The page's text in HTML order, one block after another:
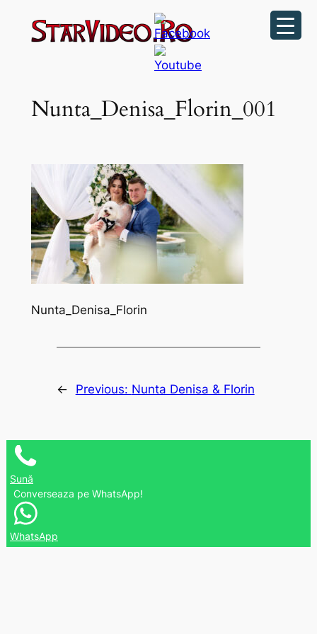
Nunta_Denisa_Florin_001
Nunta_Denisa_Florin
← Previous: Nunta Denisa & Florin
Sună
Converseaza pe WhatsApp!
WhatsApp